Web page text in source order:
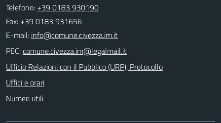
Telefono: +39 0183 930190
Fax: +39 0183 931656
E-mail:
PEC:
Ufficio Relazioni con il Pubblico (URP), Protocollo
Uffici e orari
Numeri utili